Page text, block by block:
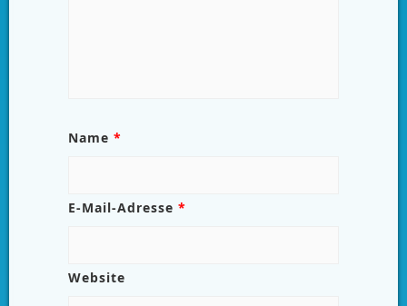
Name *
E-Mail-Adresse *
Website